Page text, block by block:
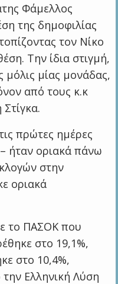
Φάμελλος
της δημοφιλίας
τον Νίκο
Την ίδια στιγμή,
μόλις μίας μονάδας,
από τους κ.κ
πρώτες ημέρες
ήταν οριακά πάνω
στην
οριακά
το ΠΑΣΟΚ που
στο 19,1%,
στο 10,4%,
Ελληνική Λύση